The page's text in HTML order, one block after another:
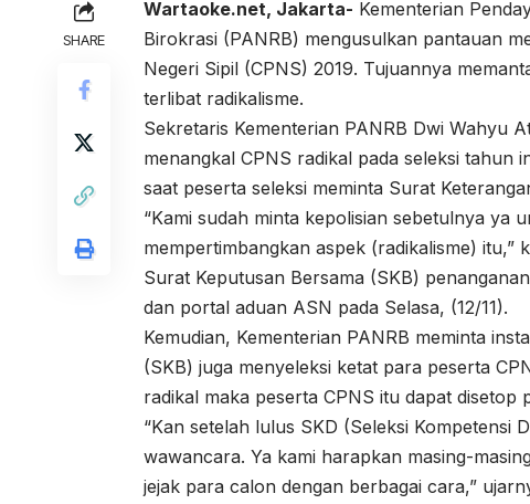
SHARE
Wartaoke.net, Jakarta- Kementerian
Birokrasi (PANRB) mengusulkan pantauan
Negeri Sipil (CPNS) 2019. Tujuannya
terlibat radikalisme.
Sekretaris Kementerian PANRB Dwi Wahyu
menangkal CPNS radikal pada seleksi tahun
saat peserta seleksi meminta Surat
“Kami sudah minta kepolisian sebetulnya ya
mempertimbangkan aspek (radikalisme)
Surat Keputusan Bersama (SKB)
dan portal aduan ASN pada Selasa, (12/11).
Kemudian, Kementerian PANRB meminta
(SKB) juga menyeleksi ketat para peserta
radikal maka peserta CPNS itu dapat disetop
“Kan setelah lulus SKD (Seleksi Kompetensi
wawancara. Ya kami harapkan masing-
jejak para calon dengan berbagai cara,”